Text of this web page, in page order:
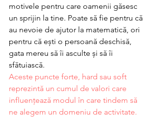
motivele pentru care oamenii găsesc
un sprijin la tine. Poate să fie pentru că
au nevoie de ajutor la matematică, ori
pentru că ești o persoană deschisă,
gata mereu să îi asculte și să îi
sfătuiască.
Aceste puncte forte, hard sau soft
reprezintă un cumul de valori care
influențează modul în care tindem să
ne alegem un domeniu de activitate.